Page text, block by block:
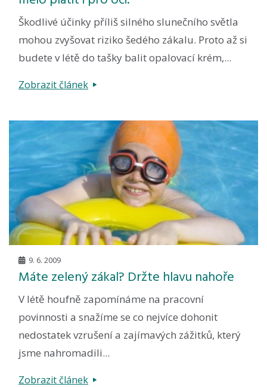
Škodlivé účinky příliš silného slunečního světla
mohou zvyšovat riziko šedého zákalu. Proto až si
budete v létě do tašky balit opalovací krém,...
Zobrazit článek
9. 6. 2009
Máte zelený zákal? Držte hlavu nahoře
V létě houfně zapomínáme na pracovní
povinnosti a snažíme se co nejvíce dohonit
nedostatek vzrušení a zajímavých zážitků, který
jsme nahromadili...
Zobrazit článek